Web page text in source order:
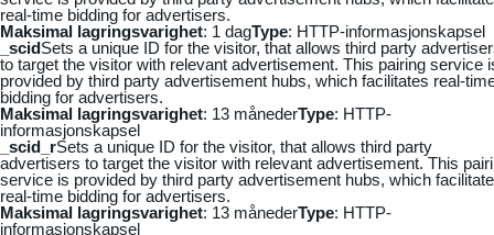
real-time bidding for advertisers.
Maksimal lagringsvarighet: 1 dagType: HTTP-informasjonskapsel
_scidSets a unique ID for the visitor, that allows third party
to target the visitor with relevant advertisement. This pairing service
provided by third party advertisement hubs, which facilitates real-
bidding for advertisers.
Maksimal lagringsvarighet: 13 månederType: HTTP-
informasjonskapsel
_scid_rSets a unique ID for the visitor, that allows third party
advertisers to target the visitor with relevant advertisement. This
service is provided by third party advertisement hubs, which
real-time bidding for advertisers.
Maksimal lagringsvarighet: 13 månederType: HTTP-
informasjonskapsel